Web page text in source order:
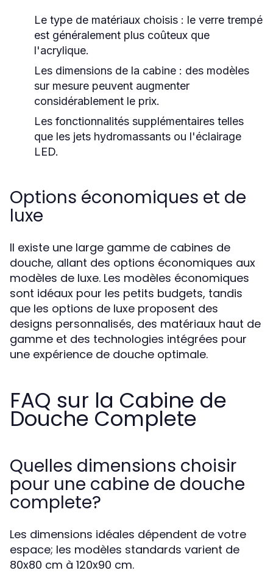
Le type de matériaux choisis : le verre trempé
est généralement plus coûteux que
l'acrylique.
Les dimensions de la cabine : des modèles
sur mesure peuvent augmenter
considérablement le prix.
Les fonctionnalités supplémentaires telles
que les jets hydromassants ou l'éclairage
LED.
Options économiques et de
luxe
Il existe une large gamme de cabines de
douche, allant des options économiques aux
modèles de luxe. Les modèles économiques
sont idéaux pour les petits budgets, tandis
que les options de luxe proposent des
designs personnalisés, des matériaux haut de
gamme et des technologies intégrées pour
une expérience de douche optimale.
FAQ sur la Cabine de
Douche Complete
Quelles dimensions choisir
pour une cabine de douche
complete?
Les dimensions idéales dépendent de votre
espace; les modèles standards varient de
80x80 cm à 120x90 cm.